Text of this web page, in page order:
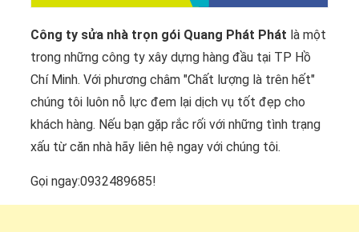
Công ty sửa nhà trọn gói Quang Phát Phát là một
trong những công ty xây dựng hàng đầu tại TP Hồ
Chí Minh. Với phương châm "Chất lượng là trên hết"
chúng tôi luôn nỗ lực đem lại dịch vụ tốt đẹp cho
khách hàng. Nếu bạn gặp rắc rối với những tình trạng
xấu từ căn nhà hãy liên hệ ngay với chúng tôi.
Gọi ngay:0932489685!